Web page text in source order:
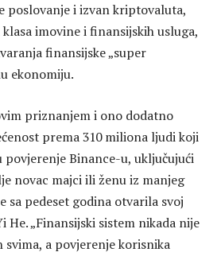
poslovanje i izvan kriptovaluta,
imovine i finansijskih usluga,
finansijske „super
ekonomiju.
priznanjem i ono dodatno
prema 310 miliona ljudi koji
povjerenje Binance-u, uključujući
novac majci ili ženu iz manjeg
sa pedeset godina otvarila svoj
He. „Finansijski sistem nikada nije
svima, a povjerenje korisnika